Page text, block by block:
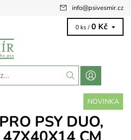
info@psivesmir.cz
0 ks / 0 Kč
NOVINKA
PSY DUO,